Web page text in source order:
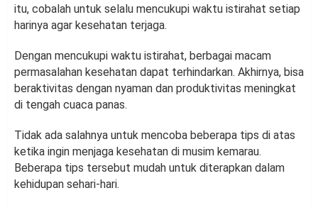
itu, cobalah untuk selalu mencukupi waktu istirahat setiap
harinya agar kesehatan terjaga.
Dengan mencukupi waktu istirahat, berbagai macam
permasalahan kesehatan dapat terhindarkan. Akhirnya, bisa
beraktivitas dengan nyaman dan produktivitas meningkat
di tengah cuaca panas.
Tidak ada salahnya untuk mencoba beberapa tips di atas
ketika ingin menjaga kesehatan di musim kemarau.
Beberapa tips tersebut mudah untuk diterapkan dalam
kehidupan sehari-hari.